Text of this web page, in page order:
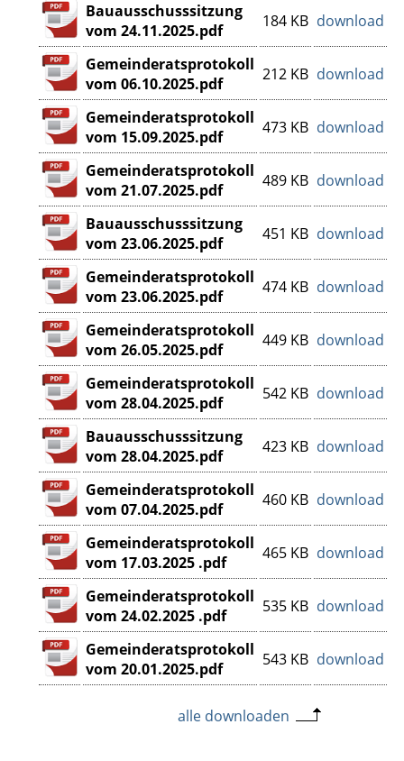
Bauausschusssitzung
vom 24.11.2025.pdf
184 KB download
Gemeinderatsprotokoll
vom 06.10.2025.pdf
212 KB download
Gemeinderatsprotokoll
vom 15.09.2025.pdf
473 KB download
Gemeinderatsprotokoll
vom 21.07.2025.pdf
489 KB download
Bauausschusssitzung
vom 23.06.2025.pdf
451 KB download
Gemeinderatsprotokoll
vom 23.06.2025.pdf
474 KB download
Gemeinderatsprotokoll
vom 26.05.2025.pdf
449 KB download
Gemeinderatsprotokoll
vom 28.04.2025.pdf
542 KB download
Bauausschusssitzung
vom 28.04.2025.pdf
423 KB download
Gemeinderatsprotokoll
vom 07.04.2025.pdf
460 KB download
Gemeinderatsprotokoll
vom 17.03.2025 .pdf
465 KB download
Gemeinderatsprotokoll
vom 24.02.2025 .pdf
535 KB download
Gemeinderatsprotokoll
vom 20.01.2025.pdf
543 KB download
alle downloaden